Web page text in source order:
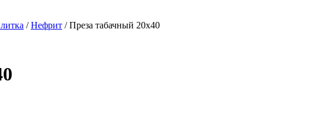
/Нефрит /Преза табачный 20х40